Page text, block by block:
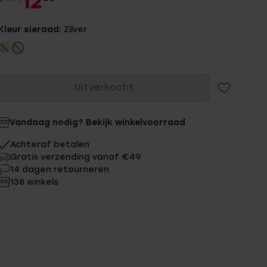
sieraad: Zilver
Uitverkocht
Vandaag nodig? Bekijk winkelvoorraad
Achteraf betalen
Gratis verzending vanaf €49
14 dagen retourneren
138 winkels